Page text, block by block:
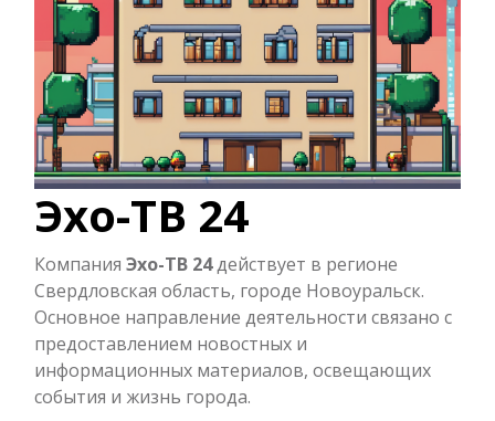
Эхо-ТВ 24
Компания Эхо-ТВ 24действует в регионе
Свердловская область, городе Новоуральск.
Основное направление деятельности связано с
предоставлением новостных и
информационных материалов, освещающих
события и жизнь города.